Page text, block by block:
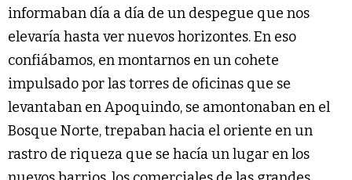
informaban día a día de un despegue que nos
elevaría hasta ver nuevos horizontes. En eso
confiábamos, en montarnos en un cohete
impulsado por las torres de oficinas que se
levantaban en Apoquindo, se amontonaban en el
Bosque Norte, trepaban hacia el oriente en un
rastro de riqueza que se hacía un lugar en los